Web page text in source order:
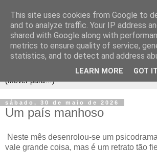
sábado, 30 de maio de 2026
Um país manhoso
Neste mês desenrolou-se um
vale grande coisa, mas é um retrato tão
This site uses cookies from Google to
and to analyze traffic. Your IP address
shared with Google along with
metrics to ensure quality of service,
statistics, and to detect and address
LEARN MORE GOT IT